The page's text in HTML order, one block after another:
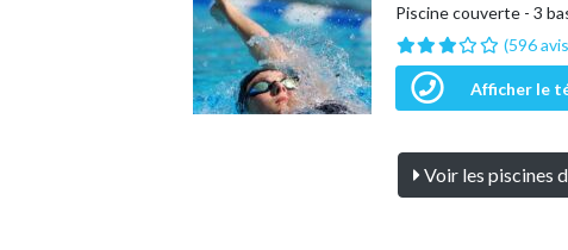
Piscine couverte - 3
(596
Afficher le
Voir les piscines